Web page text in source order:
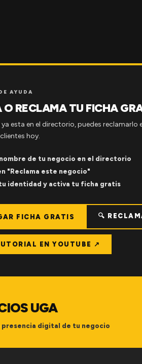
AYUDA
O RECLAMA TU FICHA
esta en el directorio, puedes reclamarlo
hoy.
nombre de tu negocio en el directorio
"Reclama este negocio"
identidad y activa tu ficha gratis
FICHA GRATIS 🔍
EN YOUTUBE ↗
UGA
presencia digital de tu negocio